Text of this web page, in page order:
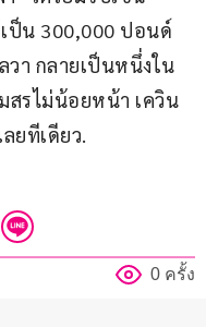
น 300,000 ปอนด์
า กลายเป็นหนึ่งใน
สรไม่น้อยหน้า เควิน
ยทีเดียว.
0 ครั้ง